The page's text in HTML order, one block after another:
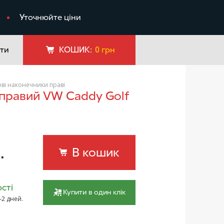
Уточнюйте ціни
КОШИК: 0грн
наконечники праві
В кошик
Купити в один клік
дней.